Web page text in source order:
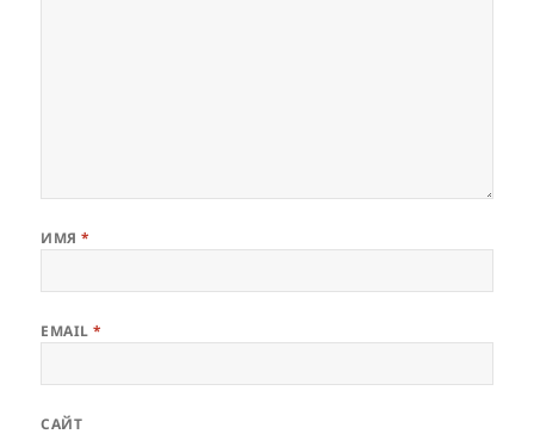
ИМЯ*
EMAIL*
САЙТ